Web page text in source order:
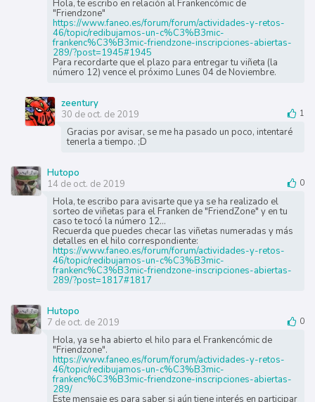
Hola, te escribo en relación al Frankencómic de
"Friendzone"
https://www.faneo.es/forum/forum/actividades-y-retos-
46/topic/redibujamos-un-c%C3%B3mic-
frankenc%C3%B3mic-friendzone-inscripciones-abiertas-
289/?post=1945#1945
Para recordarte que el plazo para entregar tu viñeta (la
número 12) vence el próximo Lunes 04 de Noviembre.
zeentury
30 de oct. de 2019
1
Gracias por avisar, se me ha pasado un poco, intentaré
tenerla a tiempo. ;D
Hutopo
14 de oct. de 2019
0
Hola, te escribo para avisarte que ya se ha realizado el
sorteo de viñetas para el Franken de "FriendZone" y en tu
caso te tocó la número 12...
Recuerda que puedes checar las viñetas numeradas y más
detalles en el hilo correspondiente:
https://www.faneo.es/forum/forum/actividades-y-retos-
46/topic/redibujamos-un-c%C3%B3mic-
frankenc%C3%B3mic-friendzone-inscripciones-abiertas-
289/?post=1817#1817
Hutopo
7 de oct. de 2019
0
Hola, ya se ha abierto el hilo para el Frankencómic de
"Friendzone".
https://www.faneo.es/forum/forum/actividades-y-retos-
46/topic/redibujamos-un-c%C3%B3mic-
frankenc%C3%B3mic-friendzone-inscripciones-abiertas-
289/
Este mensaje es para saber si aún tiene interés en participar